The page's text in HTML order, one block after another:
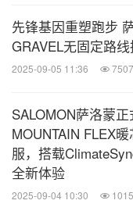
蜗牛作为新一代攀
一个装备技术先进
先锋基因重塑跑步
GRAVEL无固定路
2025-09-05 11:36 7507
SALOMON萨洛蒙
MOUNTAIN FLEX
服，搭载
全新体验
2025-09-04 10:30